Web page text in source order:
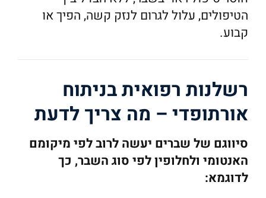
הטיפולים, עלול לגרום לנזק קשה, הפיך או
קבוע.
רשלנות רפואית בניתוח
אורתופדי – מה צריך לדעת
סיווגם של שברים יעשה לרוב לפי מיקומם
האנטומי ולחלופין לפי סוג השבר, כך
לדוגמא: